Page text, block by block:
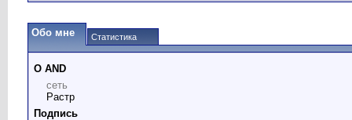
Обо мне Статистика
О AND
сеть
Растр
Подпись